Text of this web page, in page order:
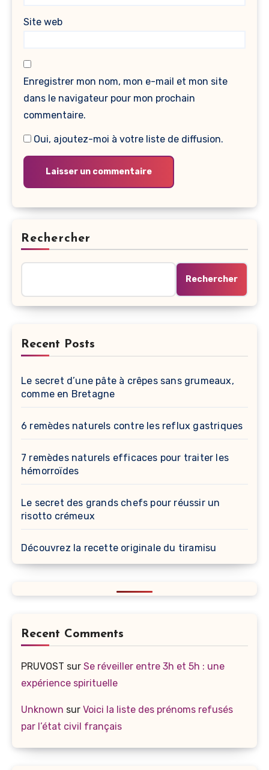
Site web
Enregistrer mon nom, mon e-mail et mon site
dans le navigateur pour mon prochain
commentaire.
Oui, ajoutez-moi à votre liste de diffusion.
Rechercher
Rechercher
Recent Posts
Le secret d’une pâte à crêpes sans grumeaux,
comme en Bretagne
6 remèdes naturels contre les reflux gastriques
7 remèdes naturels efficaces pour traiter les
hémorroïdes
Le secret des grands chefs pour réussir un
risotto crémeux
Découvrez la recette originale du tiramisu
Recent Comments
PRUVOST sur Se réveiller entre 3h et 5h : une
expérience spirituelle
Unknown sur Voici la liste des prénoms refusés
par l’état civil français